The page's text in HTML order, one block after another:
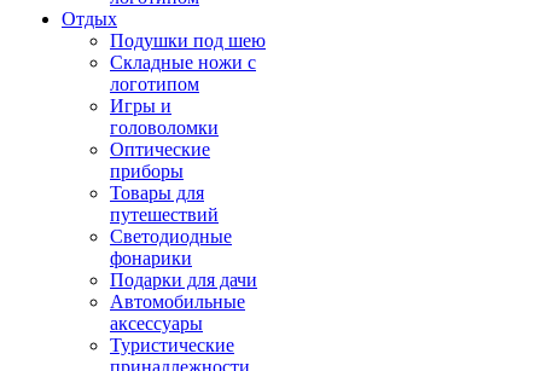
Отдых
Подушки под шею
Складные ножи с
логотипом
Игры и
головоломки
Оптические
приборы
Товары для
путешествий
Светодиодные
фонарики
Подарки для дачи
Автомобильные
аксессуары
Туристические
принадлежности